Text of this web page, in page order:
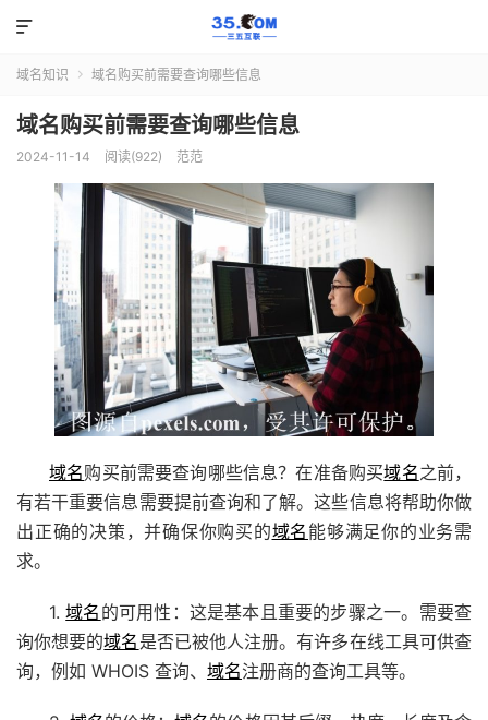

域名知识  域名购买前需要查询哪些信息
域名购买前需要查询哪些信息
2024-11-14 阅读(922) 范范
域名购买前需要查询哪些信息？在准备购买域名之前，
有若干重要信息需要提前查询和了解。这些信息将帮助你做
出正确的决策，并确保你购买的域名 能够满足你的业务需
求。
1.域名 的可用性：这是基本且重要的步骤之一。需要查
询你想要的域名 是否已被他人注册。有许多在线工具可供查
询，例如 WHOIS 查询、 域名注册商的查询工具等。